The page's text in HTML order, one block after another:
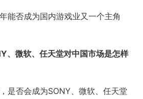
能否成为国内游戏业又一个主角
、微软、任天堂对中国市场是怎样
是否会成为SONY、微软、任天堂